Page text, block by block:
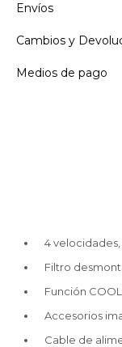
Envíos
Cambios y
Medios de pago
4
Filtro
Función
Accesorios
Cable de